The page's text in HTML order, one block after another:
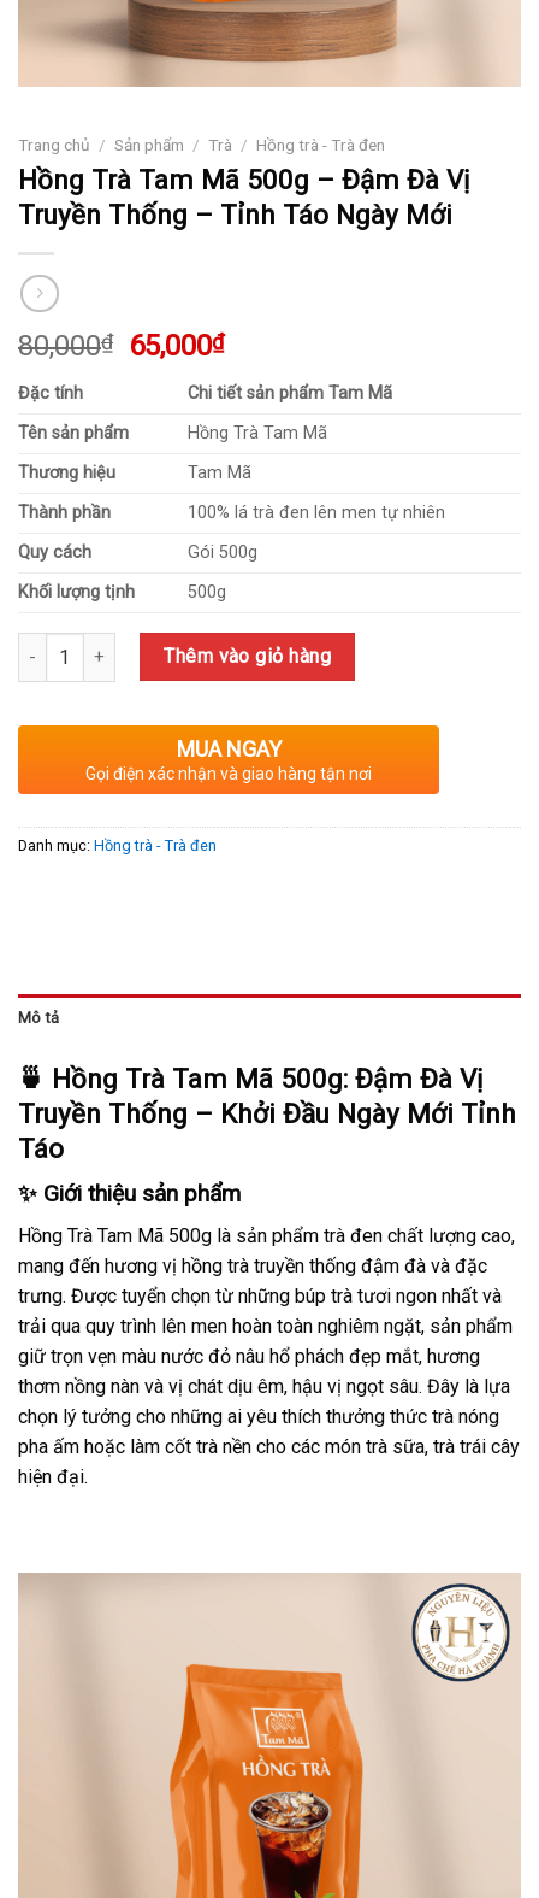
Trang chủ / Sản phẩm / Trà / Hồng trà - Trà đen
Hồng Trà Tam Mã 500g – Đậm Đà Vị
Truyền Thống – Tỉnh Táo Ngày Mới
80,000₫
Giá
80,000₫.
65,000₫Giá
tại
là:
65,000₫.
Đặc tính
Chi tiết sản phẩm Tam Mã
Tên sản phẩm
Hồng Trà Tam Mã
Thương hiệu
Tam Mã
Thành phần
100% lá trà đen lên men tự nhiên
Quy cách
Gói 500g
Khối lượng tịnh
500g
Số lượng Thêm vào giỏ hàng
MUA NGAY
Gọi điện xác nhận và giao hàng tận nơi
Danh mục: Hồng trà - Trà đen
Mô tả
🍵 Hồng Trà Tam Mã 500g: Đậm Đà Vị
Truyền Thống – Khởi Đầu Ngày Mới Tỉnh
Táo
✨ Giới thiệu sản phẩm
Hồng Trà Tam Mã 500g là sản phẩm trà đen chất lượng cao,
mang đến hương vị hồng trà truyền thống đậm đà và đặc
trưng. Được tuyển chọn từ những búp trà tươi ngon nhất và
trải qua quy trình lên men hoàn toàn nghiêm ngặt, sản phẩm
giữ trọn vẹn màu nước đỏ nâu hổ phách đẹp mắt, hương
thơm nồng nàn và vị chát dịu êm, hậu vị ngọt sâu. Đây là lựa
chọn lý tưởng cho những ai yêu thích thưởng thức trà nóng
pha ấm hoặc làm cốt trà nền cho các món trà sữa, trà trái cây
hiện đại.